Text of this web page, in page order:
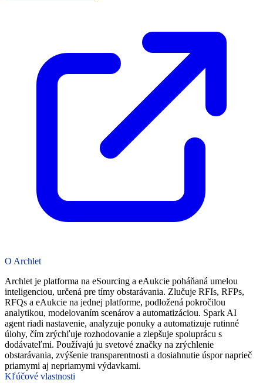
O Archlet
Archlet je platforma na eSourcing a eAukcie poháňaná umelou
inteligenciou, určená pre tímy obstarávania. Zlučuje RFIs, RFPs,
RFQs a eAukcie na jednej platforme, podložená pokročilou
analytikou, modelovaním scenárov a automatizáciou. Spark AI
agent riadi nastavenie, analyzuje ponuky a automatizuje rutinné
úlohy, čím zrýchľuje rozhodovanie a zlepšuje spoluprácu s
dodávateľmi. Používajú ju svetové značky na zrýchlenie
obstarávania, zvýšenie transparentnosti a dosiahnutie úspor naprieč
priamymi aj nepriamymi výdavkami.
Kľúčové vlastnosti